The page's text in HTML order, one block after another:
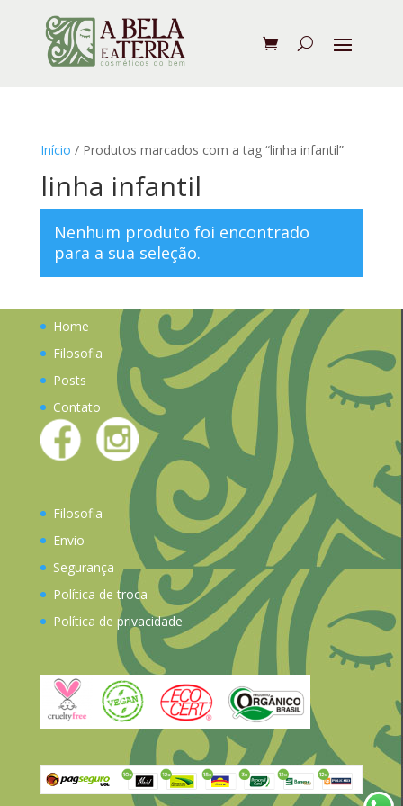
Início / Produtos marcados com a tag “linha infantil”
linha infantil
Nenhum produto foi encontrado
para a sua seleção.
Home
Filosofia
Posts
Contato
Filosofia
Envio
Segurança
Política de troca
Política de privacidade